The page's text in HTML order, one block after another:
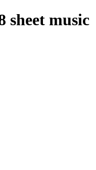
sheet music